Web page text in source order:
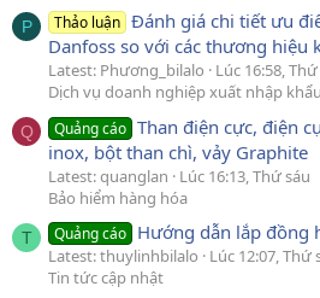
P Thảo luận Đánh giá chi tiết ưu
Danfoss so với các thương hiệu
Latest: Phương_bilalo
Lúc 16:58,
Dịch vụ doanh nghiệp xuất nhập
Q Quảng cáo Than điện cực, điện
inox, bột than chì, vảy Graphite
Latest: quanglan
Lúc 16:13, Thứ sáu
Bảo hiểm hàng hóa
T Quảng cáo Hướng dẫn lắp đồng
Latest: thuylinhbilalo
Lúc 12:07, Thứ
Tin tức cập nhật